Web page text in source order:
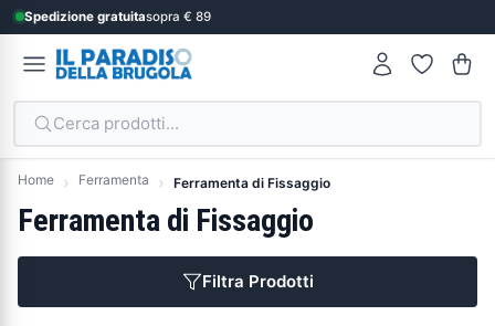
Spedizione gratuitasopra € 89
Cerca prodotti...
Home Ferramenta Ferramenta di Fissaggio
Ferramenta di Fissaggio
Filtra Prodotti